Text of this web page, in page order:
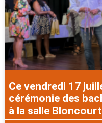
Ce vendredi 17
cérémonie des
à la salle